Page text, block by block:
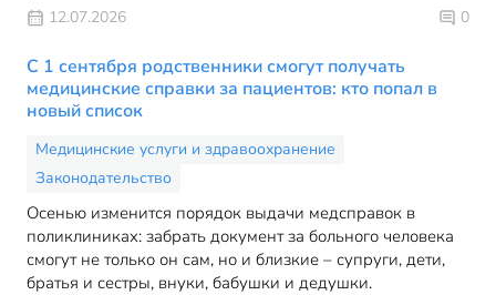
12.07.2026 0
С 1 сентября родственники смогут получать
медицинские справки за пациентов: кто попал в
новый список
Медицинские услуги и здравоохранение
Законодательство
Осенью изменится порядок выдачи медсправок в
поликлиниках: забрать документ за больного человека
смогут не только он сам, но и близкие – супруги, дети,
братья и сестры, внуки, бабушки и дедушки.